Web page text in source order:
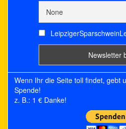
Wenn Ihr die Seite toll findet, gebt
Spende!
z. B.: 1 € Danke!